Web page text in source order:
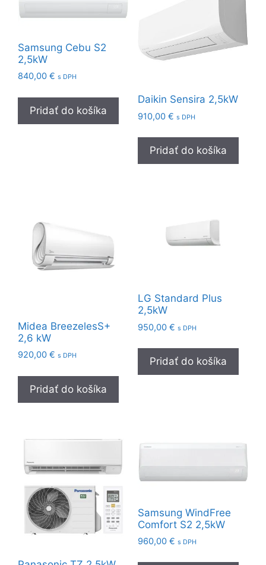
Samsung Cebu S2
2,5kW
840,00 € s DPH
Pridať do košíka
Daikin Sensira 2,5kW
910,00 € s DPH
Pridať do košíka
Midea BreezelesS+
2,6 kW
920,00 € s DPH
Pridať do košíka
LG Standard Plus
2,5kW
950,00 € s DPH
Pridať do košíka
Samsung WindFree
Comfort S2 2,5kW
960,00 € s DPH